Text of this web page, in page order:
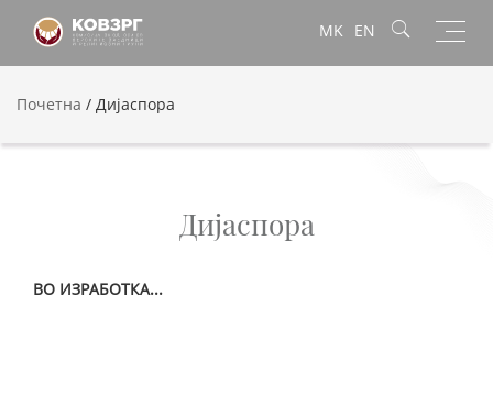
MK EN
Почетна / Дијаспора
Дијаспора
ВО ИЗРАБОТКА...